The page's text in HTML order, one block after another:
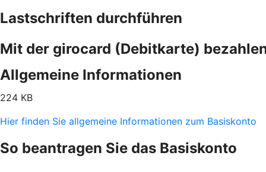
Lastschriften durchführen
Mit der girocard (Debitkarte)
Allgemeine Informationen
224 KB
Hier finden Sie allgemeine Informationen zum Basiskonto
So beantragen Sie das Basiskonto